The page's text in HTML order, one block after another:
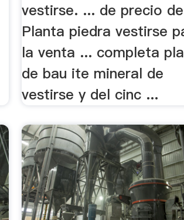
vestirse. ... de precio
Planta piedra vestirse
la venta ... completa
de bau ite mineral de
vestirse y del cinc ...